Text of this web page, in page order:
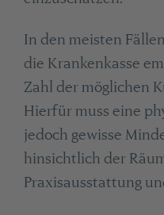
In den meisten
die Krankenkasse
Zahl der möglichen
Hierfür muss eine
jedoch gewisse
hinsichtlich der
Praxisausstattung